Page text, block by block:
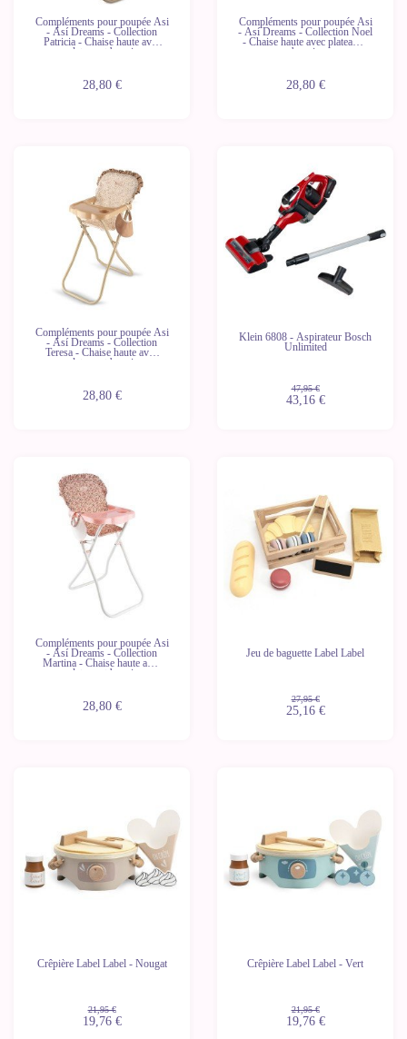
Compléments pour poupée Asi
- Así Dreams - Collection
Patricia - Chaise haute avec
plateau et bavoir
28,80 €
Compléments pour poupée Asi
- Así Dreams - Collection Noel
- Chaise haute avec plateau et
bavoir
28,80 €
Compléments pour poupée Asi
- Así Dreams - Collection
Teresa - Chaise haute avec
plateau et bavoir
28,80 €
Klein 6808 - Aspirateur Bosch
Unlimited
47,95 €
43,16 €
Compléments pour poupée Asi
- Así Dreams - Collection
Martina - Chaise haute avec
plateau et bavoir
28,80 €
Jeu de baguette Label Label
27,95 €
25,16 €
Crêpière Label Label - Nougat
21,95 €
19,76 €
Crêpière Label Label - Vert
21,95 €
19,76 €